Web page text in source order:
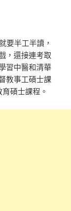
要半工半讀，
，還接連考取
習中醫和清華
教事工碩士課
碩士課程。